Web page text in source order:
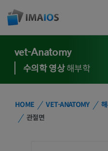
vet-Anatomy
수의학 영상해부학
HOME VET-ANATOMY
관절면